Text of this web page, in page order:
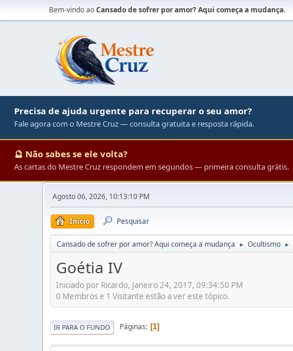
Bem-vindo aoCansado de sofrer por amor? Aqui começa a mudança.
Precisa de ajuda urgente para recuperar o seu amor?
Fale agora com o Mestre Cruz — consulta gratuita e resposta rápida.
🔮 Não sabes se ele volta?
As cartas do Mestre Cruz respondem em segundos — primeira consulta grátis.
Agosto 06, 2026, 10:13:10 PM
Início Pesquisar
Cansado de sofrer por amor? Aqui começa a mudança ► Ocultismo ►
Goétia IV
Iniciado por Ricardo, Janeiro 24, 2017, 09:34:50 PM
0 Membros e 1 Visitante estão a ver este tópico.
IR PARA O FUNDO Páginas 1